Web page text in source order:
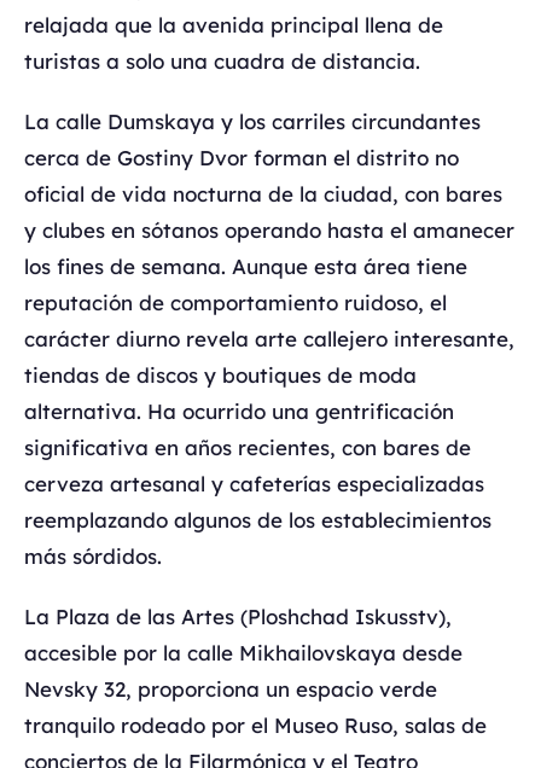
relajada que la avenida principal llena de
turistas a solo una cuadra de distancia.
La calle Dumskaya y los carriles circundantes
cerca de Gostiny Dvor forman el distrito no
oficial de vida nocturna de la ciudad, con bares
y clubes en sótanos operando hasta el amanecer
los fines de semana. Aunque esta área tiene
reputación de comportamiento ruidoso, el
carácter diurno revela arte callejero interesante,
tiendas de discos y boutiques de moda
alternativa. Ha ocurrido una gentrificación
significativa en años recientes, con bares de
cerveza artesanal y cafeterías especializadas
reemplazando algunos de los establecimientos
más sórdidos.
La Plaza de las Artes (Ploshchad Iskusstv),
accesible por la calle Mikhailovskaya desde
Nevsky 32, proporciona un espacio verde
tranquilo rodeado por el Museo Ruso, salas de
conciertos de la Filarmónica y el Teatro